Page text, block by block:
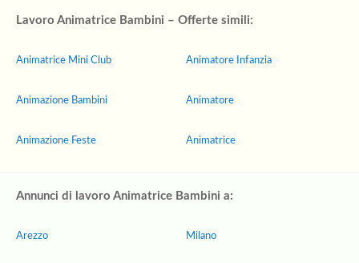
Lavoro Animatrice Bambini – Offerte simili:
Animatrice Mini Club
Animazione Bambini
Animazione Feste
Animatore Infanzia
Animatore
Animatrice
Annunci di lavoro Animatrice Bambini a:
Arezzo Milano